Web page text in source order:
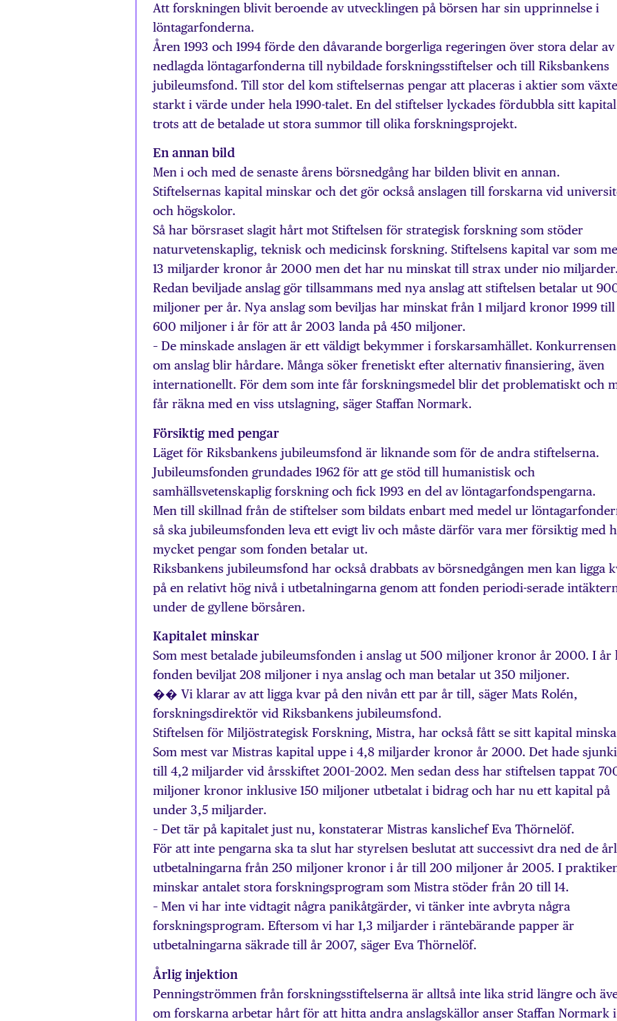
Att forskningen blivit beroende av utvecklingen på börsen har sin upprinnelse i
löntagarfonderna.
Åren 1993 och 1994 förde den dåvarande borgerliga regeringen över stora delar av
nedlagda löntagarfonderna till nybildade forskningsstiftelser och till Riksbankens
jubileumsfond. Till stor del kom stiftelsernas pengar att placeras i aktier som växte
starkt i värde under hela 1990-talet. En del stiftelser lyckades fördubbla sitt kapital
trots att de betalade ut stora summor till olika forskningsprojekt.
En annan bild
Men i och med de senaste årens börsnedgång har bilden blivit en annan.
Stiftelsernas kapital minskar och det gör också anslagen till forskarna vid
och högskolor.
Så har börsraset slagit hårt mot Stiftelsen för strategisk forskning som stöder
naturvetenskaplig, teknisk och medicinsk forskning. Stiftelsens kapital var som
13 miljarder kronor år 2000 men det har nu minskat till strax under nio
Redan beviljade anslag gör tillsammans med nya anslag att stiftelsen betalar ut
miljoner per år. Nya anslag som beviljas har minskat från 1 miljard kronor 1999 till
600 miljoner i år för att år 2003 landa på 450 miljoner.
– De minskade anslagen är ett väldigt bekymmer i forskarsamhället. Konkurrensen
om anslag blir hårdare. Många söker frenetiskt efter alternativ finansiering, även
internationellt. För dem som inte får forskningsmedel blir det problematiskt och
får räkna med en viss utslagning, säger Staffan Normark.
Försiktig med pengar
Läget för Riksbankens jubileumsfond är liknande som för de andra stiftelserna.
Jubileumsfonden grundades 1962 för att ge stöd till humanistisk och
samhällsvetenskaplig forskning och fick 1993 en del av löntagarfondspengarna.
Men till skillnad från de stiftelser som bildats enbart med medel ur
så ska jubileumsfonden leva ett evigt liv och måste därför vara mer försiktig med
mycket pengar som fonden betalar ut.
Riksbankens jubileumsfond har också drabbats av börsnedgången men kan ligga
på en relativt hög nivå i utbetalningarna genom att fonden periodi-serade
under de gyllene börsåren.
Kapitalet minskar
Som mest betalade jubileumsfonden i anslag ut 500 miljoner kronor år 2000. I år
fonden beviljat 208 miljoner i nya anslag och man betalar ut 350 miljoner.
�� Vi klarar av att ligga kvar på den nivån ett par år till, säger Mats Rolén,
forskningsdirektör vid Riksbankens jubileumsfond.
Stiftelsen för Miljöstrategisk Forskning, Mistra, har också fått se sitt kapital
Som mest var Mistras kapital uppe i 4,8 miljarder kronor år 2000. Det hade
till 4,2 miljarder vid årsskiftet 2001–2002. Men sedan dess har stiftelsen tappat
miljoner kronor inklusive 150 miljoner utbetalat i bidrag och har nu ett kapital på
under 3,5 miljarder.
– Det tär på kapitalet just nu, konstaterar Mistras kanslichef Eva Thörnelöf.
För att inte pengarna ska ta slut har styrelsen beslutat att successivt dra ned de
utbetalningarna från 250 miljoner kronor i år till 200 miljoner år 2005. I
minskar antalet stora forskningsprogram som Mistra stöder från 20 till 14.
– Men vi har inte vidtagit några panikåtgärder, vi tänker inte avbryta några
forskningsprogram. Eftersom vi har 1,3 miljarder i räntebärande papper är
utbetalningarna säkrade till år 2007, säger Eva Thörnelöf.
Årlig injektion
Penningströmmen från forskningsstiftelserna är alltså inte lika strid längre och
om forskarna arbetar hårt för att hitta andra anslagskällor anser Staffan Normark i